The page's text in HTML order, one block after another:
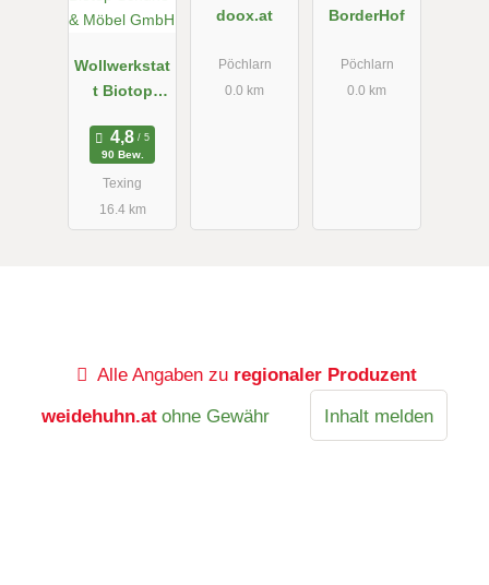
Wollwerkstat
t Biotop
Möbel GmbH
90 Bew.
Texing
16.4 km
doox.at
Pöchlarn
0.0 km
BorderHof
Pöchlarn
0.0 km
Alle Angaben zu regionaler Produzent
weidehuhn.at ohne Gewähr Inhalt melden